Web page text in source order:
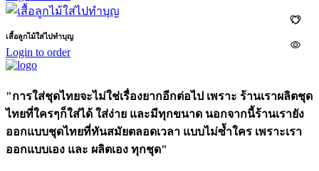
เสื้อลูกไม้ใส่ไปทำบุญ
Login to order
"การใส่ชุดไทยจะไม่ใช่เรื่องยากอีกต่อไป เพราะ ร้านเราผลิตชุด
ไทยที่ใครๆก็ใส่ได้ ใส่ง่าย และมีทุกขนาด นอกจากนี้ร้านเรายัง
ออกแบบชุดไทยที่ทันสมัยตลอดเวลา แบบไม่ซ้ำใคร เพราะเรา
ออกแบบเอง และ ผลิตเอง ทุกชุด"